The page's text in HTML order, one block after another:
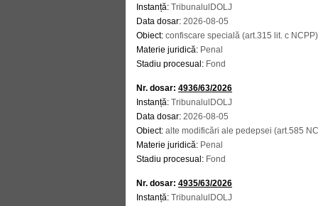
Instanță: TribunalulDOLJ
Data dosar: 2026-08-05
Obiect: confiscare specială (art.315 lit. c NCPP)
Materie juridică: Penal
Stadiu procesual: Fond
Nr. dosar: 4936/63/2026
Instanță: TribunalulDOLJ
Data dosar: 2026-08-05
Obiect: alte modificări ale pedepsei (art.585
Materie juridică: Penal
Stadiu procesual: Fond
Nr. dosar: 4935/63/2026
Instanță: TribunalulDOLJ